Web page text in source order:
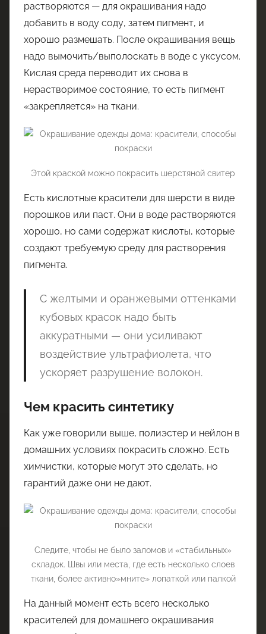
растворяются — для окрашивания надо
добавить в воду соду, затем пигмент, и
хорошо размешать. После окрашивания вещь
надо вымочить/выполоскать в воде с уксусом.
Кислая среда переводит их снова в
нерастворимое состояние, то есть пигмент
«закрепляется» на ткани.
Этой краской можно покрасить шерстяной свитер
Есть кислотные красители для шерсти в виде
порошков или паст. Они в воде растворяются
хорошо, но сами содержат кислоты, которые
создают требуемую среду для растворения
пигмента.
С желтыми и оранжевыми оттенками
кубовых красок надо быть
аккуратными — они усиливают
воздействие ультрафиолета, что
ускоряет разрушение волокон.
Чем красить синтетику
Как уже говорили выше, полиэстер и нейлон в
домашних условиях покрасить сложно. Есть
химчистки, которые могут это сделать, но
гарантий даже они не дают.
Следите, чтобы не было заломов и «стабильных»
складок. Швы или места, где есть несколько слоев
ткани, более активно»мните» лопаткой или палкой
На данный момент есть всего несколько
красителей для домашнего окрашивания